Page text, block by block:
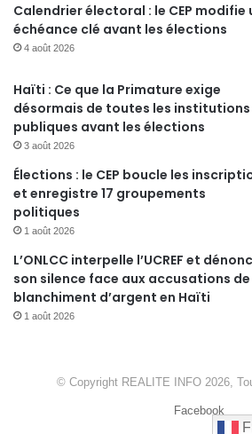
Calendrier électoral : le CEP modifie
échéance clé avant les élections
4 août 2026
Haïti : Ce que la Primature exige
désormais de toutes les institutions
publiques avant les élections
3 août 2026
Élections : le CEP boucle les
et enregistre 17 groupements
politiques
1 août 2026
L’ONLCC interpelle l’UCREF et
son silence face aux accusations de
blanchiment d’argent en Haïti
1 août 2026
© Copyright REALITE INFO 2026,
Facebook